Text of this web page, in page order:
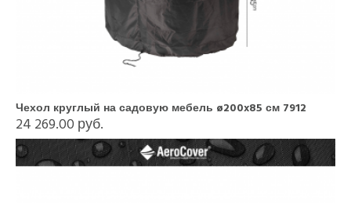
Чехол круглый на садовую мебель ø200x85 см 7912
24 269.00 руб.